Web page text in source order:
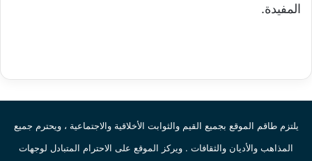
المفيدة.
يلتزم طاقم الموقع بجميع القيم والثوابت الأخلاقية والاجتماعية ، ويحترم جميع
المذاهب والأديان والثقافات . ويركز الموقع على الاحترام المتبادل لوجهات